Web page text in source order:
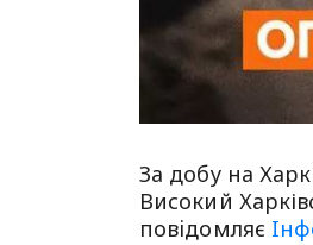
За добу на
Високий
повiдомляє